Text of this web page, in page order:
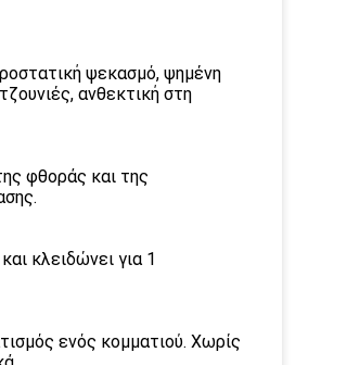
ψεκασμό, ψημένη
ανθεκτική στη
φθοράς και της
κλειδώνει για 1
ενός κομματιού. Χωρίς